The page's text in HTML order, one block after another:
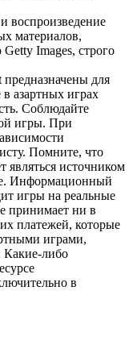
воспроизведение
материалов,
Images, строго
для
азартных играх
Соблюдайте
игры. При
Помните, что
являться источником
Информационный
игры на реальные
принимает ни в
платежей, которые
играми,
Какие-либо
в